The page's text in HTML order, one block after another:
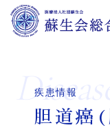
Disease
疾患情報
胆道癌(